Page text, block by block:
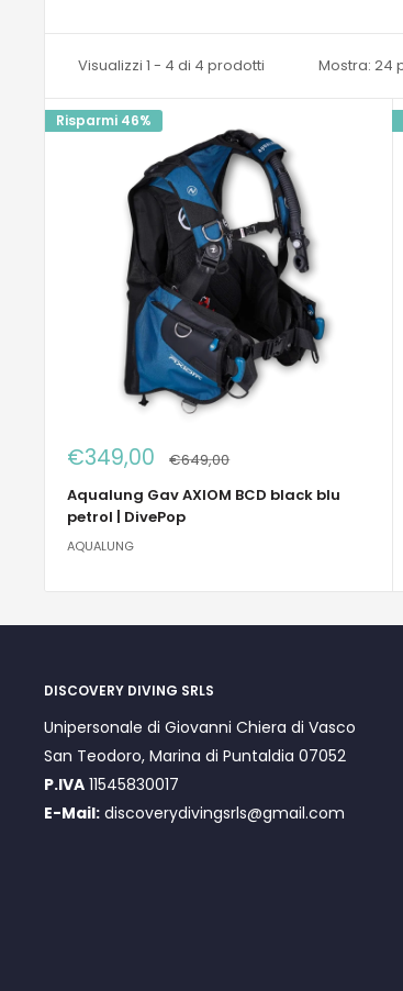
Visualizzi 1 - 4 di 4 prodotti Mostra: 24
Risparmi 46%
Prezzo
scontato
€349,00 Prezzo
€649,00
Aqualung Gav AXIOM BCD black blu
petrol | DivePop
AQUALUNG
DISCOVERY DIVING SRLS
Unipersonale di Giovanni Chiera di Vasco
San Teodoro, Marina di Puntaldia 07052
P.IVA 11545830017
E-Mail: discoverydivingsrls@gmail.com